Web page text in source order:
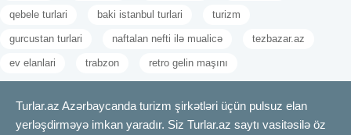
qebele turlari baki istanbul turlari turizm
gurcustan turlari naftalan nefti ilə mualicə tezbazar.az
ev elanlari trabzon retro gelin maşını
Turlar.az Azərbaycanda turizm şirkətləri üçün pulsuz elan
yerləşdirməyə imkan yaradır. Siz Turlar.az saytı vasitəsilə öz